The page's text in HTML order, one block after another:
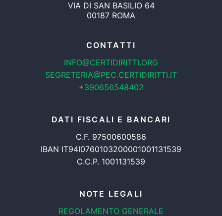
VIA DI SAN BASILIO 64
00187 ROMA
CONTATTI
INFO@CERTIDIRITTI.ORG
SEGRETERIA@PEC.CERTIDIRITTI.IT
+390656548402
DATI FISCALI E BANCARI
C.F. 97500600586
IBAN IT94I0760103200001001131539
C.C.P. 1001131539
NOTE LEGALI
REGOLAMENTO GENERALE